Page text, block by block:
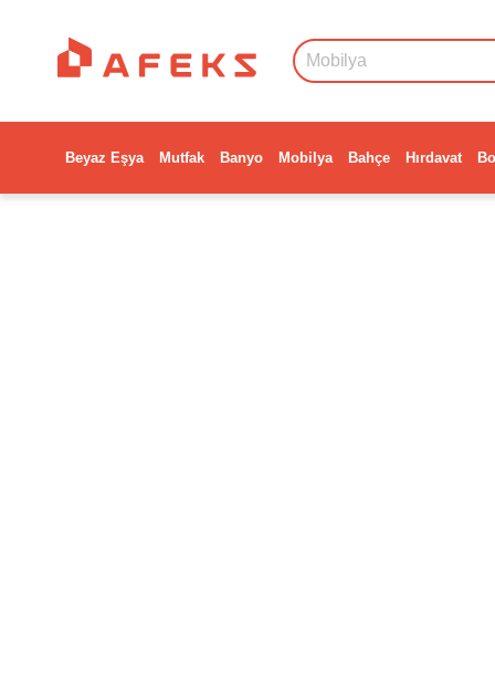
Beyaz Eşya Mutfak Banyo Mobilya Bahçe Hırdavat